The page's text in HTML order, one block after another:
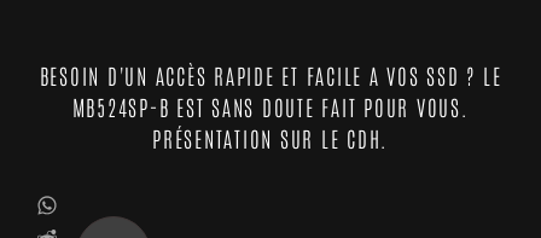
BESOIN D'UN ACCÈS RAPIDE ET FACILE A VOS SSD ? LE
MB524SP-B EST SANS DOUTE FAIT POUR VOUS.
PRÉSENTATION SUR LE CDH.